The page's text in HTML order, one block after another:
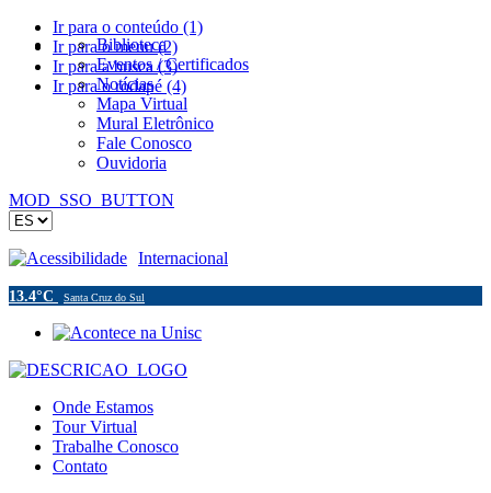
Ir para o conteúdo (1)
Ir para o menu (2)
Ir para a busca (3)
Ir para o rodapé (4)
Biblioteca
Eventos / Certificados
Notícias
Mapa Virtual
Mural Eletrônico
Fale Conosco
Ouvidoria
MOD_SSO_BUTTON
Acessibilidade Internacional
13.4°C Santa Cruz do Sul
Onde Estamos
Tour Virtual
Trabalhe Conosco
Contato